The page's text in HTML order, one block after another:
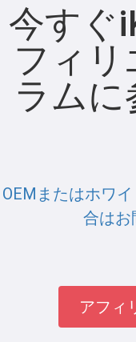
今すぐ
フィ
ラム
OEMまたはホワ
合はお
アフィ